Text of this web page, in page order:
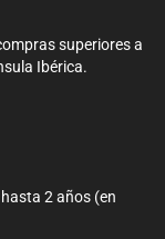
superiores a
Ibérica.
2 años (en